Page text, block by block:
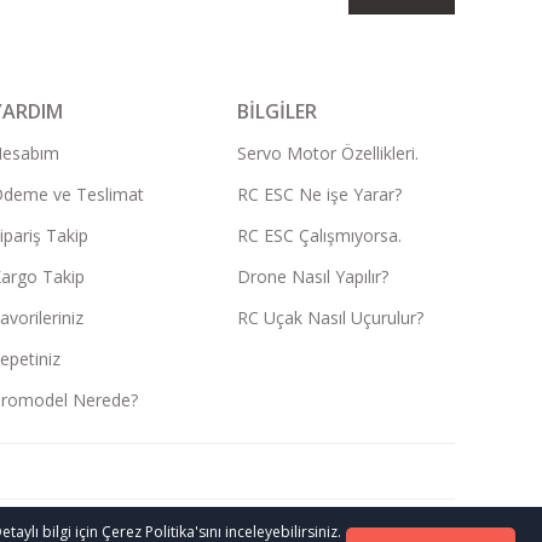
bilgi için Çerez Politika'sını inceleyebilirsiniz.
ve Teslimat
Takip
Takip
Nerede?
BİLGİLER
Servo Motor Özellikleri.
RC ESC Ne işe Yarar?
RC ESC Çalışmıyorsa.
Drone Nasıl Yapılır?
RC Uçak Nasıl Uçurulur?